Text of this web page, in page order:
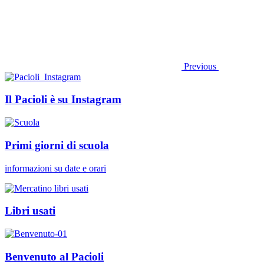
Previous
Il Pacioli è su Instagram
Primi giorni di scuola
informazioni su date e orari
Libri usati
Benvenuto al Pacioli